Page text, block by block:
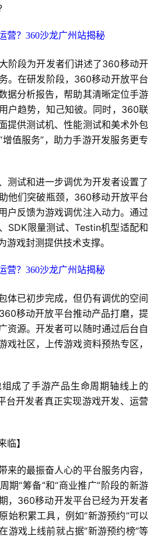
段为开发者们讲述了360移动开
。在研发阶段，360移动开放平台
据分析报告，帮助其清晰定位手游
户趋势，知己知彼。同时，360联
提供测试机、性能测试和美术外包
值服务”，助力手游开发服务更专
试和进一步调优为开发者设置了
他们突破瓶颈，360移动开放平台
户反馈为游戏调优注入动力。通过
SDK限量测试、Testin机型适配和
游戏封测提供技术支撑。
已初步完成，但仍有调优的空间
移动开放平台推动产品打磨，提
资源。开发者可以随时通过后台自
戏社区，上传游戏资料预热专区，
了手游产品生命周期轴线上的
台开发者真正实现游戏开发、运营
】
的最振奋人心的平台服务内容，
期“筹备”和“商业推广”阶段的新游
，360移动开发平台已经为开发者
始积累工具，例如“新游预约”可以
游戏上线前就占据“新游预约榜”等